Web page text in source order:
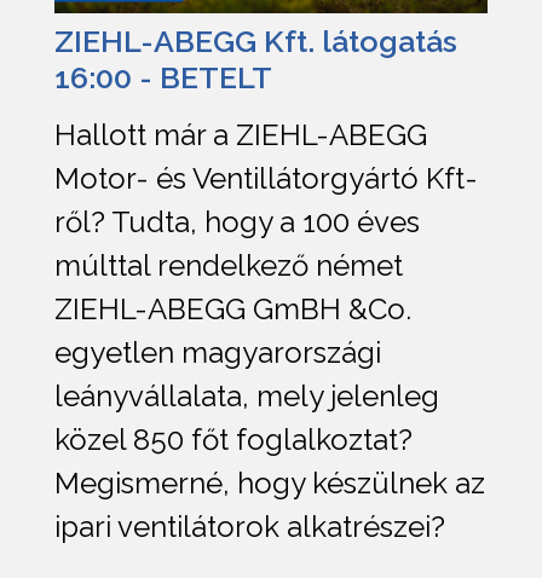
ZIEHL-ABEGG Kft. látogatás
16:00 - BETELT
Hallott már a ZIEHL-ABEGG
Motor- és Ventillátorgyártó Kft-
ről? Tudta, hogy a 100 éves
múlttal rendelkező német
ZIEHL-ABEGG GmBH &Co.
egyetlen magyarországi
leányvállalata, mely jelenleg
közel 850 főt foglalkoztat?
Megismerné, hogy készülnek az
ipari ventilátorok alkatrészei?